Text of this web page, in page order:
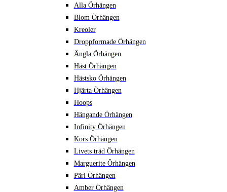
Alla Örhängen
Blom Örhängen
Kreoler
Droppformade Örhängen
Ängla Örhängen
Häst Örhängen
Hästsko Örhängen
Hjärta Örhängen
Hoops
Hängande Örhängen
Infinity Örhängen
Kors Örhängen
Livets träd Örhängen
Marguerite Ôrhängen
Pärl Örhängen
Amber Örhängen